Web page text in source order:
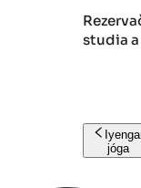
studia
jóga